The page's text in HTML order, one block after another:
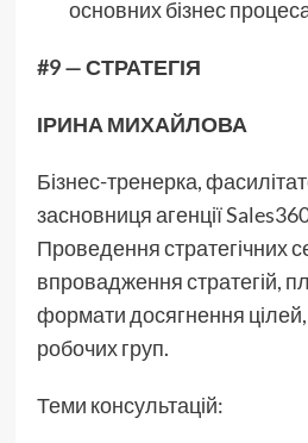
основних бізнес
#9 — СТРАТЕГІЯ
ІРИНА МИХАЙЛОВА
Бізнес-тренерка,
засновниця агенції
Проведення стратегічних
впровадження стратегій,
формати досягнення
робочих груп.
Теми консультацій: